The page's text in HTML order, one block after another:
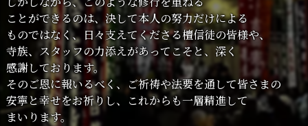
ことができるのは、決して本人の努力だけによる
ものではなく、 日々支えてくださる檀信徒の皆様や、
寺族、 スタッフの力添えがあってこそと、 深く
感謝しております。
そのご恩に報いるべく、ご祈祷や法要を通して皆さまの
安寧と幸せをお祈りし、 これからも一層精進して
まいります。